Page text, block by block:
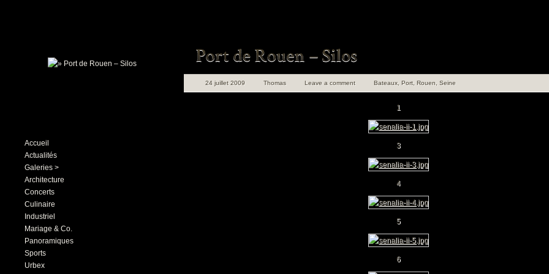
Accueil
Actualités
Galeries >
Architecture
Concerts
Culinaire
Industriel
Mariage & Co.
Panoramiques
Sports
Urbex
24 juillet 2009 Thomas Leave a comment Bateaux Port Rouen Seine
1
3
4
5
6